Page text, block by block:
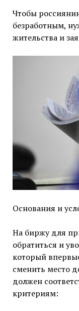
Чтобы
безработным,
жительства и
Основания и
На биржу для
обратиться и
который
сменить место
должен
критериям: